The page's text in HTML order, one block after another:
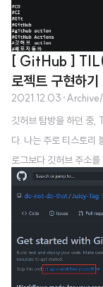
고다. svn checkout
서 수정해서 그런건지,
로 add 가 되어있다.
해줘야 원격 저장소와
만 해줘도 된다...
[ GitHub ]
로젝트 구현하
2021.12.03 ·
깃허브 탐방을 하던 중,
다. 나는 주로 티스토리
로그보다 깃허브 주소
어떻게 하면 티스토리
했다. 그렇다고 이제부
하나하나 복붙하는건
CD 툴들을 이용하면
올릴 수 있지않을까, 생
자동화시켜도 되겠지